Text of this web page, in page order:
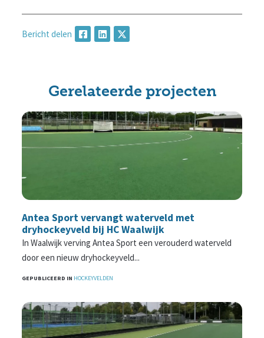
Bericht delen
Gerelateerde projecten
Antea Sport vervangt waterveld met
dryhockeyveld bij HC Waalwijk
In Waalwijk verving Antea Sport een verouderd waterveld
door een nieuw dryhockeyveld...
GEPUBLICEERD IN HOCKEYVELDEN